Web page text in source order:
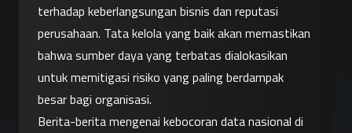
terhadap keberlangsungan bisnis dan reputasi
perusahaan. Tata kelola yang baik akan memastikan
bahwa sumber daya yang terbatas dialokasikan
untuk memitigasi risiko yang paling berdampak
besar bagi organisasi.
Berita-berita mengenai kebocoran data nasional di